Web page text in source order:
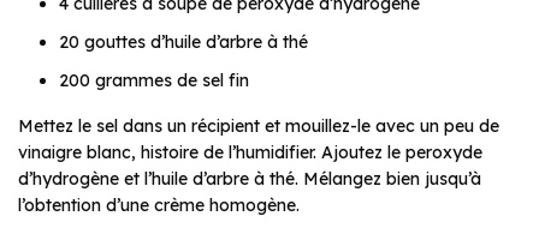
20 gouttes d’huile d’arbre à thé
200 grammes de sel fin
Mettez le sel dans un récipient et mouillez-le avec un peu de
vinaigre blanc, histoire de l’humidifier. Ajoutez le peroxyde
d’hydrogène et l’huile d’arbre à thé. Mélangez bien jusqu’à
l’obtention d’une crème homogène.